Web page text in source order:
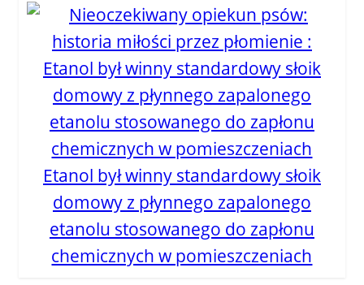
Etanol był winny standardowy słoik
domowy z płynnego zapalonego
etanolu stosowanego do zapłonu
chemicznych w pomieszczeniach